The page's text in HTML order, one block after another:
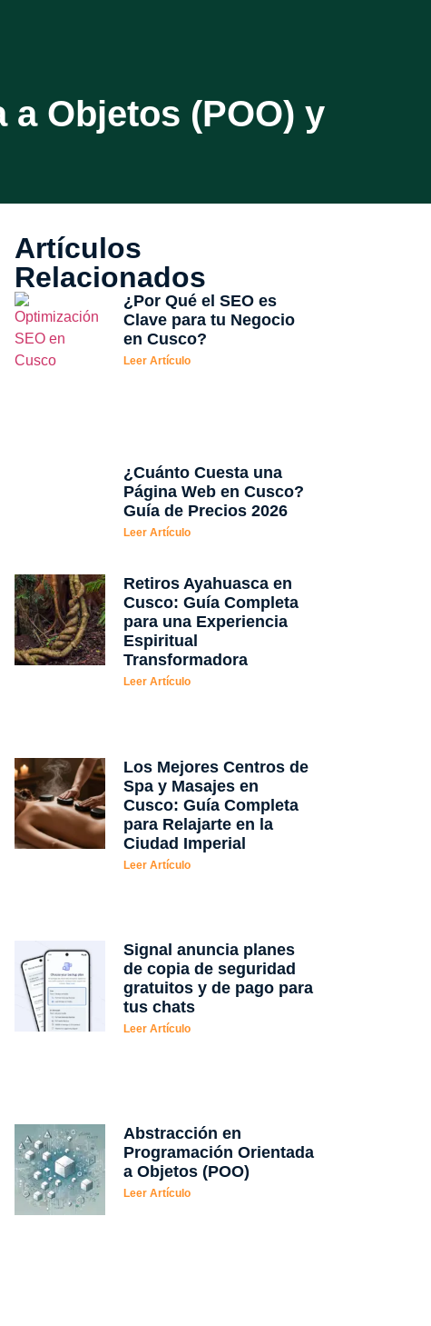
Objetos (POO) y
Artículos
Relacionados
¿Por Qué el SEO es
Clave para tu Negocio
en Cusco?
Leer Artículo
¿Cuánto Cuesta una
Página Web en Cusco?
Guía de Precios 2026
Leer Artículo
Retiros Ayahuasca en
Cusco: Guía Completa
para una Experiencia
Espiritual
Transformadora
Leer Artículo
Los Mejores Centros de
Spa y Masajes en
Cusco: Guía Completa
para Relajarte en la
Ciudad Imperial
Leer Artículo
Signal anuncia planes
de copia de seguridad
gratuitos y de pago para
tus chats
Leer Artículo
Abstracción en
Programación Orientada
a Objetos (POO)
Leer Artículo